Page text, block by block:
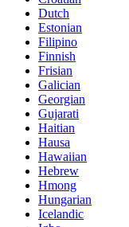
Dutch
Estonian
Filipino
Finnish
Frisian
Galician
Georgian
Gujarati
Haitian
Hausa
Hawaiian
Hebrew
Hmong
Hungarian
Icelandic